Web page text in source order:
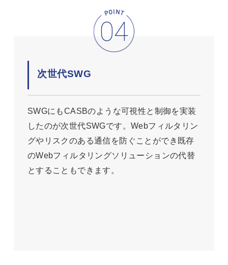
次世代SWG
SWGにもCASBのような可視性と制御を実装
したのが次世代SWGです。Webフィルタリン
グやリスクのある通信を防ぐことができ既存
のWebフィルタリングソリューションの代替
とすることもできます。